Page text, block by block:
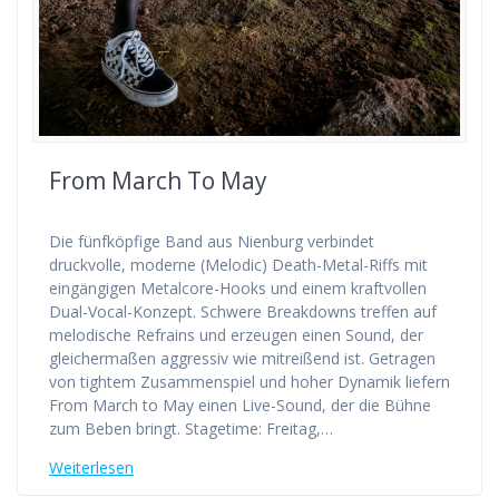
From March To May
Die fünfköpfige Band aus Nienburg verbindet
druckvolle, moderne (Melodic) Death-Metal-Riffs mit
eingängigen Metalcore-Hooks und einem kraftvollen
Dual-Vocal-Konzept. Schwere Breakdowns treffen auf
melodische Refrains und erzeugen einen Sound, der
gleichermaßen aggressiv wie mitreißend ist. Getragen
von tightem Zusammenspiel und hoher Dynamik liefern
From March to May einen Live-Sound, der die Bühne
zum Beben bringt. Stagetime: Freitag,…
Weiterlesen